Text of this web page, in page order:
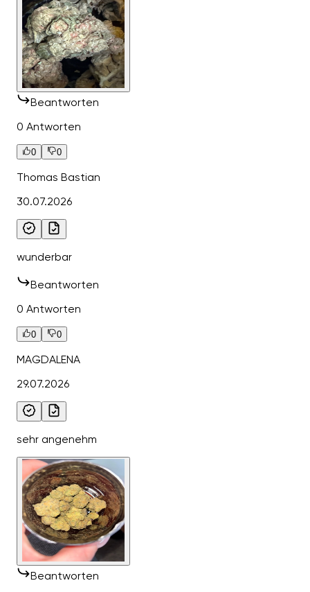
Beantworten
0 Antworten
0 0
Thomas Bastian
30.07.2026
wunderbar
Beantworten
0 Antworten
0 0
MAGDALENA
29.07.2026
sehr angenehm
Beantworten